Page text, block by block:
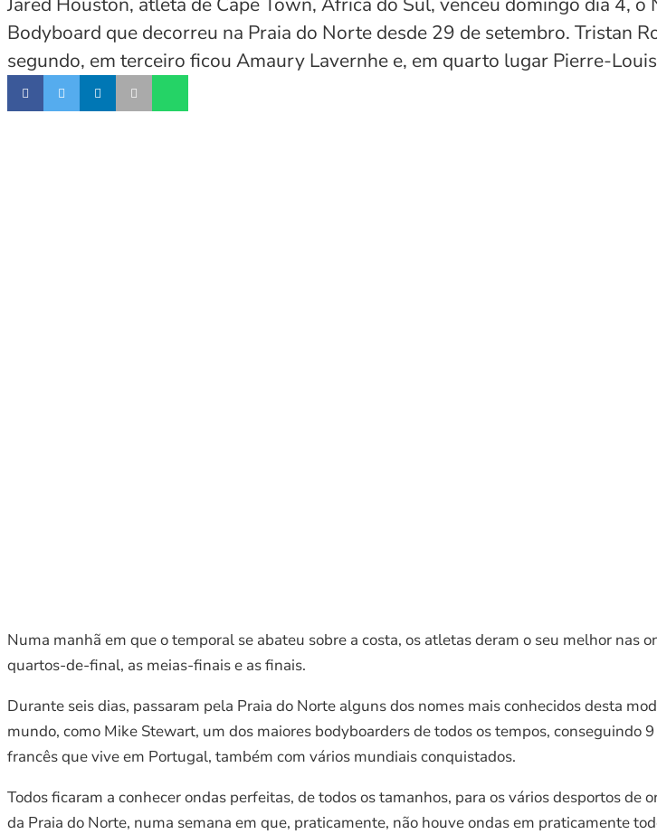
Bodyboard que decorreu na Praia do Norte desde 29 de setembro. Tristan
segundo, em terceiro ficou Amaury Lavernhe e, em quarto lugar Pierre-
Numa manhã em que o temporal se abateu sobre a costa, os atletas deram o seu melhor nas
quartos-de-final, as meias-finais e as finais.
Durante seis dias, passaram pela Praia do Norte alguns dos nomes mais conhecidos desta
mundo, como Mike Stewart, um dos maiores bodyboarders de todos os tempos, conseguindo
francês que vive em Portugal, também com vários mundiais conquistados.
Todos ficaram a conhecer ondas perfeitas, de todos os tamanhos, para os vários desportos de
da Praia do Norte, numa semana em que, praticamente, não houve ondas em praticamente